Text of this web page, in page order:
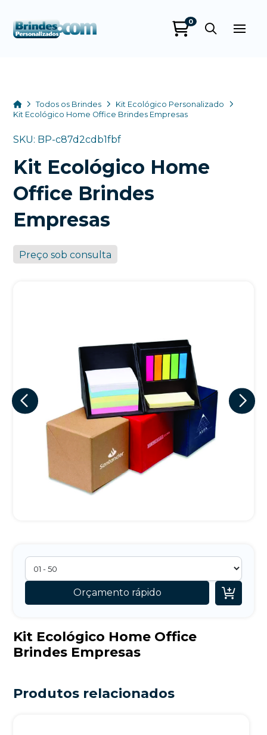
0
HomeTodos os Brindes
Kit Ecológico Personalizado
Kit Ecológico Home Office Brindes Empresas
SKU: BP-c87d2cdb1fbf
Kit Ecológico Home
Office Brindes
Empresas
Preço sob consulta
Orçamento rápido 
Kit Ecológico Home Office
Brindes Empresas
Produtos relacionados
A nossa empresa está comprometida a proteger e respeitar
sua privacidade, utilizaremos seus dados apenas para fins
de marketing. Você pode alterar suas preferências a
qualquer momento.
Iniciar conversa